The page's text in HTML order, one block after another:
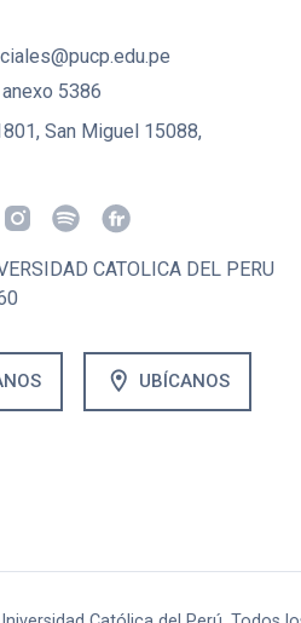
5386
San Miguel 15088,
CATOLICA DEL PERU
location_on UBÍCANOS